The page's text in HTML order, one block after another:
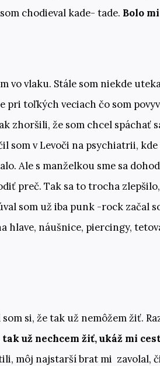
chodieval kade- tade. Bolo
vo vlaku. Stále som niekde
pri toľkých veciach čo som
zhoršili, že som chcel spáchať
som v Levoči na psychiatrii,
Ale s manželkou sme sa
preč. Tak sa to trocha
som už iba punk -rock začal
hlave, náušnice, piercingy,
si, že tak už nemôžem žiť.
tak už nechcem žiť, ukáž mi
môj najstarší brat mi zavolal,